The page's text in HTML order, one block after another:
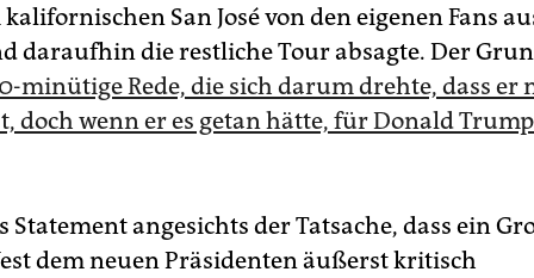
San José von den eigenen Fans
daraufhin die restliche Tour absagte. Der
minütige Rede, die sich darum drehte, dass er
doch wenn er es getan hätte, für Donald
Statement angesichts der Tatsache, dass ein
dem neuen Präsidenten äußerst kritisch